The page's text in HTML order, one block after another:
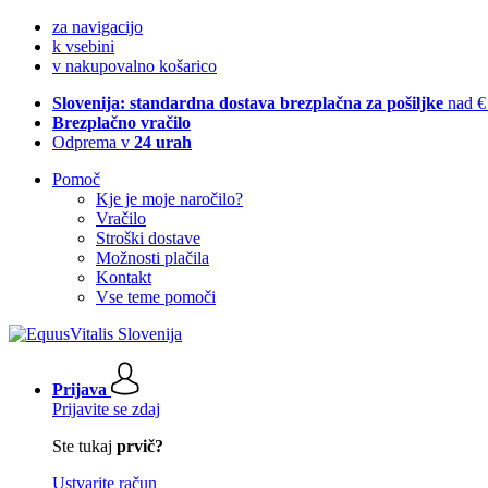
za navigacijo
k vsebini
v nakupovalno košarico
Slovenija: standardna dostava brezplačna za pošiljke nad
Brezplačno vračilo
Odprema v 24 urah
Pomoč
Kje je moje naročilo?
Vračilo
Stroški dostave
Možnosti plačila
Kontakt
Vse teme pomoči
Prijava
Prijavite se zdaj
Ste tukaj prvič?
Ustvarite račun